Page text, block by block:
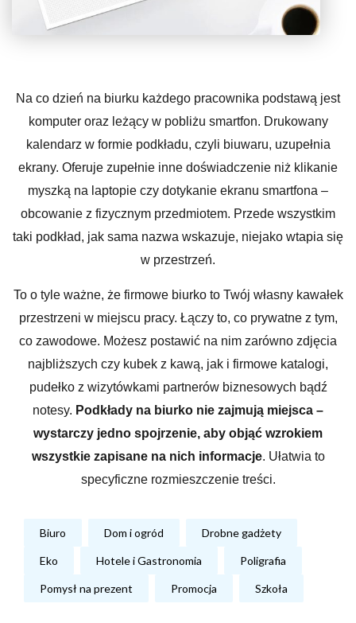
Na co dzień na biurku każdego pracownika podstawą jest
komputer oraz leżący w pobliżu smartfon. Drukowany
kalendarz w formie podkładu, czyli biuwaru, uzupełnia
ekrany. Oferuje zupełnie inne doświadczenie niż klikanie
myszką na laptopie czy dotykanie ekranu smartfona –
obcowanie z fizycznym przedmiotem. Przede wszystkim
taki podkład, jak sama nazwa wskazuje, niejako wtapia się
w przestrzeń.
To o tyle ważne, że firmowe biurko to Twój własny kawałek
przestrzeni w miejscu pracy. Łączy to, co prywatne z tym,
co zawodowe. Możesz postawić na nim zarówno zdjęcia
najbliższych czy kubek z kawą, jak i firmowe katalogi,
pudełko z wizytówkami partnerów biznesowych bądź
notesy. Podkłady na biurko nie zajmują miejsca –
wystarczy jedno spojrzenie, aby objąć wzrokiem
wszystkie zapisane na nich informacje. Ułatwia to
specyficzne rozmieszczenie treści.
Biuro Dom i ogród Drobne gadżety
Eko Hotele i Gastronomia Poligrafia
Pomysł na prezent Promocja Szkoła